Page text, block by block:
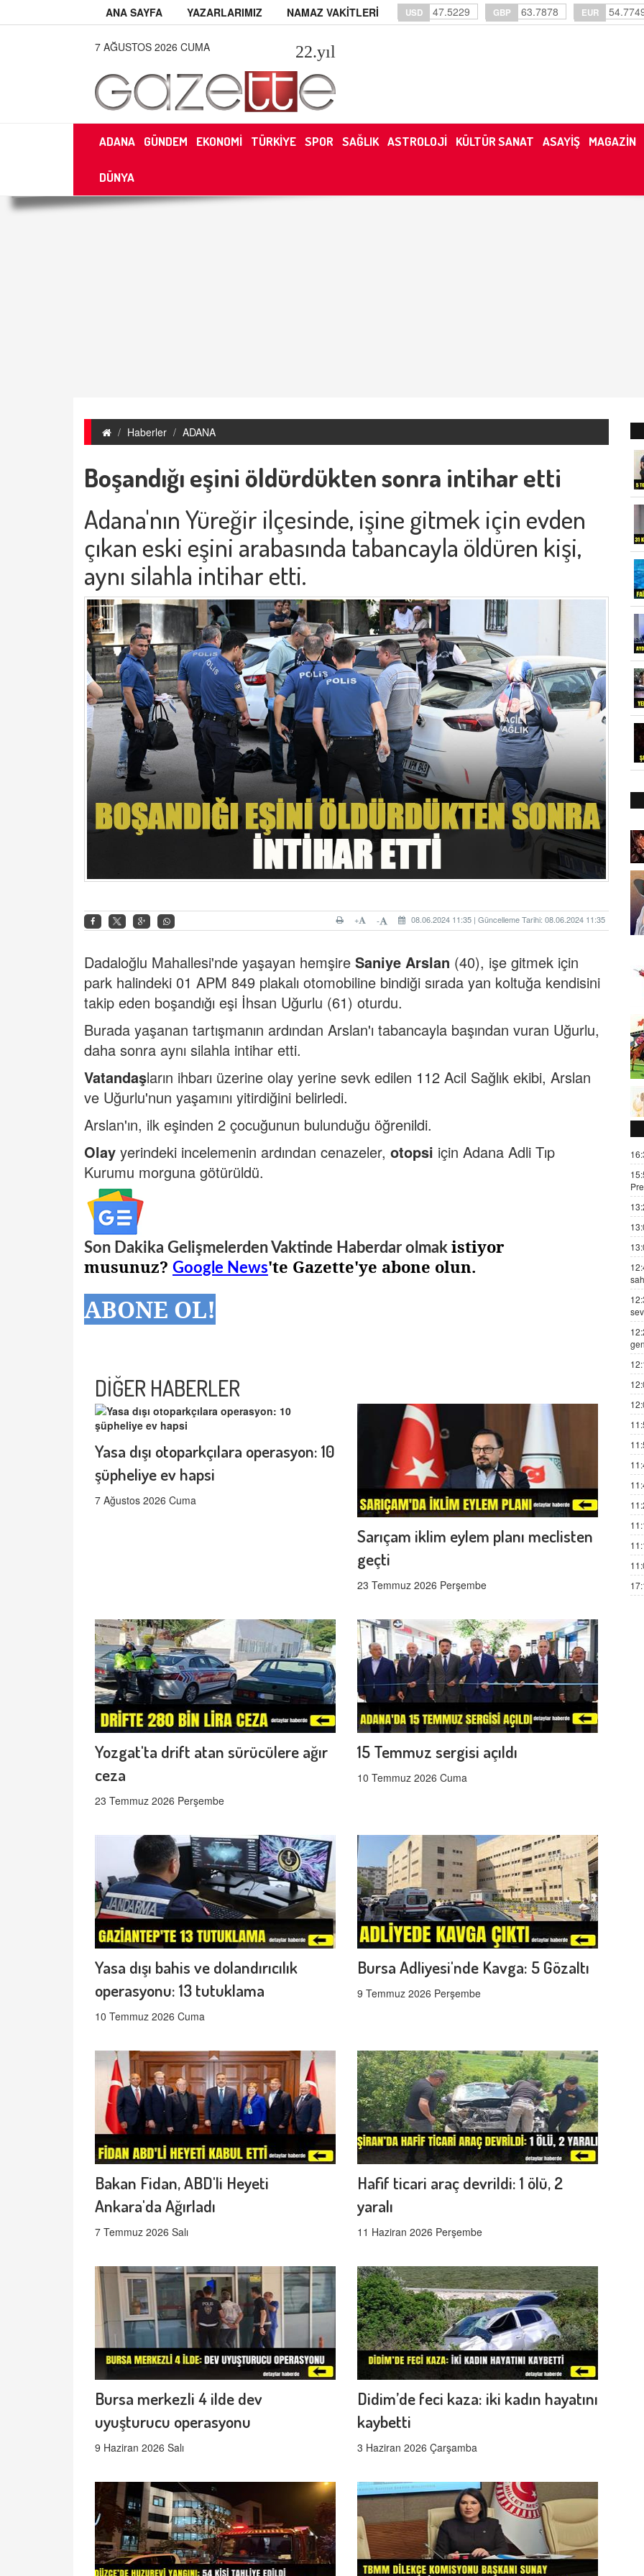
ANA SAYFA YAZARLARIMIZ NAMAZ VAKİTLERİ USD 47.5229 GBP 63.7878 EUR
7 AĞUSTOS 2026 CUMA 22.yıl
ADANA GÜNDEM EKONOMİ TÜRKİYE SPOR SAĞLIK ASTROLOJİ KÜLTÜR SANAT ASAYİŞ MAGAZİN
DÜNYA
Haberler ADANA
Boşandığı eşini öldürdükten sonra intihar etti
Adana'nın Yüreğir ilçesinde, işine gitmek için evden
çıkan eski eşini arabasında tabancayla öldüren kişi,
aynı silahla intihar etti.
08.06.2024 11:35 | Güncelleme Tarihi: 08.06.2024 11:35
-
+
Dadaloğlu Mahallesi'nde yaşayan hemşire Saniye Arslan (40), işe gitmek için
park halindeki 01 APM 849 plakalı otomobiline bindiği sırada yan koltuğa kendisini
takip eden boşandığı eşi İhsan Uğurlu (61) oturdu.
Burada yaşanan tartışmanın ardından Arslan'ı tabancayla başından vuran Uğurlu,
daha sonra aynı silahla intihar etti.
Vatandaşların ihbarı üzerine olay yerine sevk edilen 112 Acil Sağlık ekibi, Arslan
ve Uğurlu'nun yaşamını yitirdiğini belirledi.
Arslan'ın, ilk eşinden 2 çocuğunun bulunduğu öğrenildi.
Olay yerindeki incelemenin ardından cenazeler, otopsi için Adana Adli Tıp
Kurumu morguna götürüldü.
Son Dakika Gelişmelerden Vaktinde Haberdar olmak istiyor
musunuz? Google News'te Gazette'ye abone olun.
ABONE OL!
DİĞER HABERLER
Yasa dışı otoparkçılara operasyon: 10
şüpheliye ev hapsi
7 Ağustos 2026 Cuma
Sarıçam iklim eylem planı meclisten
geçti
23 Temmuz 2026 Perşembe
Yozgat'ta drift atan sürücülere ağır
ceza
23 Temmuz 2026 Perşembe
15 Temmuz sergisi açıldı
10 Temmuz 2026 Cuma
Yasa dışı bahis ve dolandırıcılık
operasyonu: 13 tutuklama
10 Temmuz 2026 Cuma
Bursa Adliyesi'nde Kavga: 5 Gözaltı
9 Temmuz 2026 Perşembe
Bakan Fidan, ABD'li Heyeti
Ankara'da Ağırladı
7 Temmuz 2026 Salı
Hafif ticari araç devrildi: 1 ölü, 2
yaralı
11 Haziran 2026 Perşembe
Bursa merkezli 4 ilde dev
uyuşturucu operasyonu
9 Haziran 2026 Salı
Didim’de feci kaza: iki kadın hayatını
kaybetti
3 Haziran 2026 Çarşamba